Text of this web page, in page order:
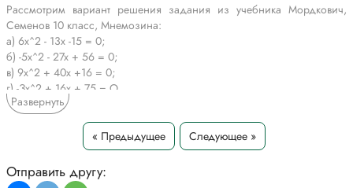
Рассмотрим вариант решения задания из учебника Мордкович,
Семенов 10 класс, Мнемозина:
а) 6x^2 - 13x -15 = 0;
б) -5x^2 - 27x + 56 = 0;
в) 9x^2 + 40x +16 = 0;
г) -Зx^2 + 16x + 75 = О.
*Текст задания приводится исключительно в образовательных целях
для более полного понимания решения.
Развернуть
« Предыдущее Следующее »
Отправить другу: